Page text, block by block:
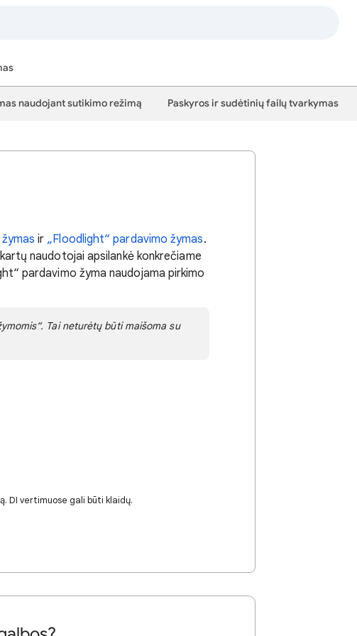
naudojant sutikimo režimą Paskyros ir sudėtinių failų tvarkymas
ir „Floodlight“ pardavimo žymas.
naudotojai apsilankė konkrečiame
pardavimo žyma naudojama pirkimo
Tai neturėtų būti maišoma su
DI vertimuose gali būti klaidų.